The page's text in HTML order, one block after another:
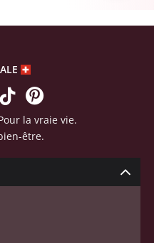
la vraie vie.
être.